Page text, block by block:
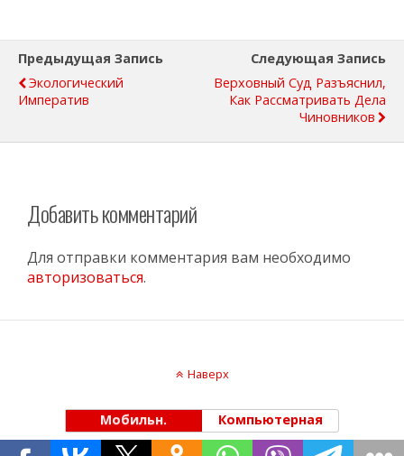
Предыдущая Запись
Экологический
Императив
Следующая Запись
Верховный Суд Разъяснил,
Как Рассматривать Дела
Чиновников
Добавить комментарий
Для отправки комментария вам необходимо
авторизоваться.
Наверх
Мобильн. Компьютерная